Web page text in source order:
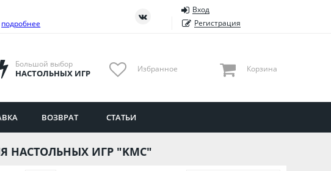
область
Тюменская область
Ульяновская область
подробнее
Вход
Регистрация
Большой выбор
НАСТОЛЬНЫХ ИГР Избранное Корзина
ВОЗВРАТ СТАТЬИ
НАСТОЛЬНЫХ ИГР "KMC"